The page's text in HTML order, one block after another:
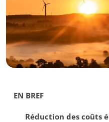
EN BREF
Réduction des coûts